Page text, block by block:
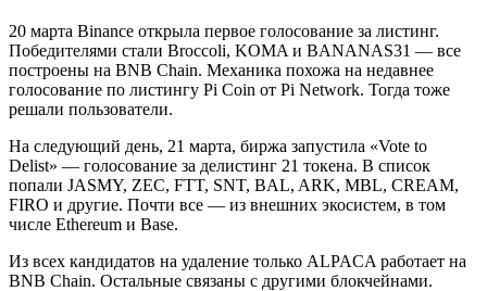
20 марта Binance открыла первое голосование за листинг.
Победителями стали Broccoli, KOMA и BANANAS31 — все
построены на BNB Chain. Механика похожа на недавнее
голосование по листингу Pi Coin от Pi Network. Тогда тоже
решали пользователи.
На следующий день, 21 марта, биржа запустила «Vote to
Delist» — голосование за делистинг 21 токена. В список
попали JASMY, ZEC, FTT, SNT, BAL, ARK, MBL, CREAM,
FIRO и другие. Почти все — из внешних экосистем, в том
числе Ethereum и Base.
Из всех кандидатов на удаление только ALPACA работает на
BNB Chain. Остальные связаны с другими блокчейнами.